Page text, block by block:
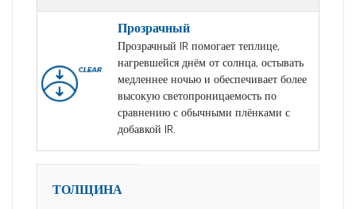
Прозрачный
Прозрачный IR помогает теплице,
нагревшейся днём от солнца, остывать
медленнее ночью и обеспечивает более
высокую светопроницаемость по
сравнению с обычными плёнками с
добавкой IR.
ТОЛЩИНА